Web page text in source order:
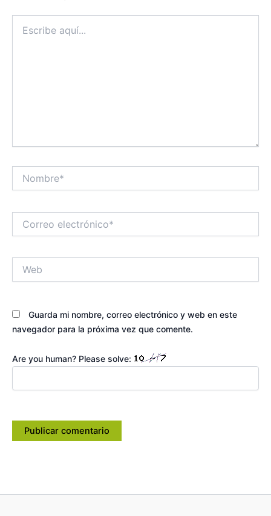
aquí...
electrónico*
Guarda mi nombre, correo electrónico y web en este
navegador para la próxima vez que comente.
Are you human? Please solve: